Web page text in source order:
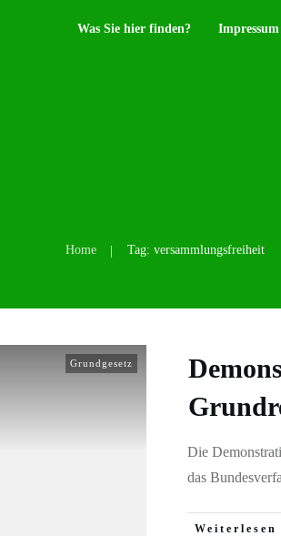
Was Sie hier finden? Impressum
Home | Tag: versammlungsfreiheit
Grundgesetz
Die
das
Weiterlesen